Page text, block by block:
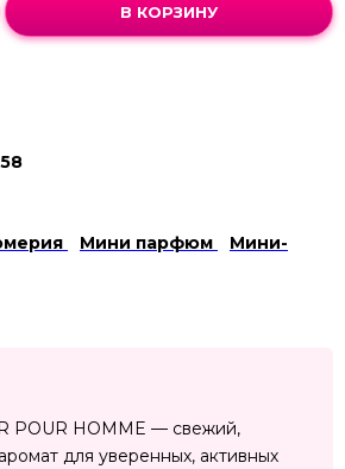
В КОРЗИНУ
Мини парфюм
Мини-
POUR HOMME — свежий,
для уверенных, активных